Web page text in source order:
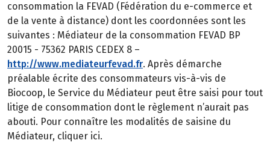
consommation la FEVAD (Fédération du e-commerce et
de la vente à distance) dont les coordonnées sont les
suivantes : Médiateur de la consommation FEVAD BP
20015 - 75362 PARIS CEDEX 8 –
http://www.mediateurfevad.fr. Après démarche
préalable écrite des consommateurs vis-à-vis de
Biocoop, le Service du Médiateur peut être saisi pour tout
litige de consommation dont le règlement n’aurait pas
abouti. Pour connaître les modalités de saisine du
Médiateur, cliquer ici.